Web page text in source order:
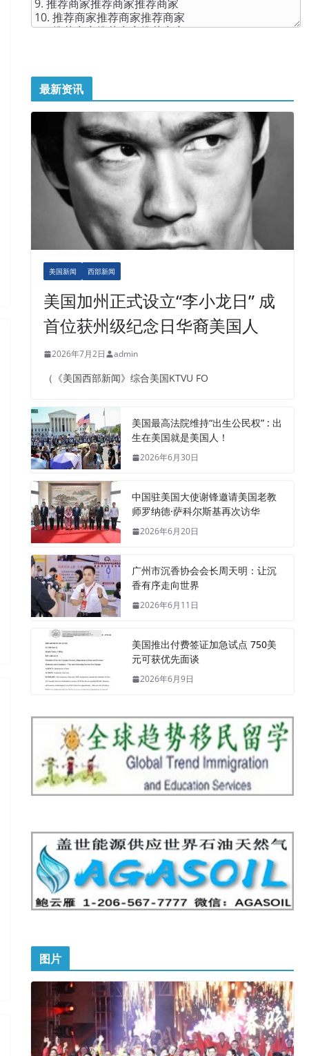
最新资讯
美国新闻 西部新闻
美国加州正式设立“李小龙日” 成
首位获州级纪念日华裔美国人
2026年7月2日 admin
（《美国西部新闻》综合美国KTVU FO
美国最高法院维持“出生公民权” : 出
生在美国就是美国人！
2026年6月30日
中国驻美国大使谢锋邀请美国老教
师罗纳德·萨科尔斯基再次访华
2026年6月20日
广州市沉香协会会长周天明：让沉
香有序走向世界
2026年6月11日
美国推出付费签证加急试点 750美
元可获优先面谈
2026年6月9日
图片